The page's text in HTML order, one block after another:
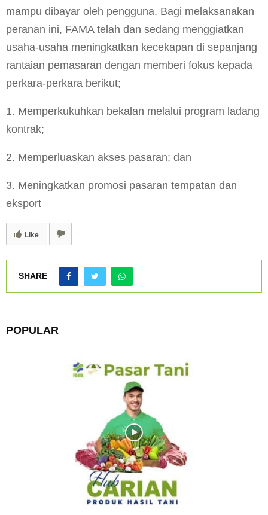
mampu dibayar oleh pengguna. Bagi melaksanakan
peranan ini, FAMA telah dan sedang menggiatkan
usaha-usaha meningkatkan kecekapan di sepanjang
rantaian pemasaran dengan memberi fokus kepada
perkara-perkara berikut;
1. Memperkukuhkan bekalan melalui program ladang
kontrak;
2. Memperluaskan akses pasaran; dan
3. Meningkatkan promosi pasaran tempatan dan
eksport
Like
SHARE
POPULAR